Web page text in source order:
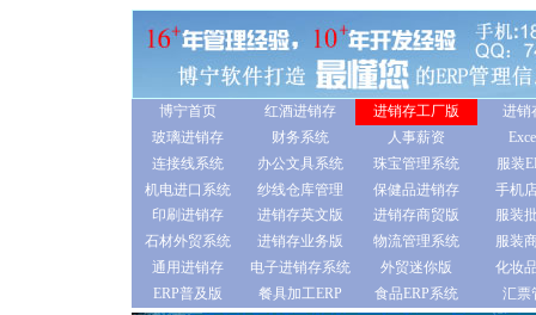
博宁首页 红酒进销存 进销存工厂版
进销
玻璃进销存
财务系统 人事薪资
连接线系统
办公文具系统 珠宝管理系统
服装
机电进口系统
纱线仓库管理 保健品进销存
手机
印刷进销存
进销存英文版 进销存商贸版
服装
石材外贸系统
进销存业务版 物流管理系统
服装
通用进销存
电子进销存系统 外贸迷你版
化妆
ERP普及版
餐具加工ERP 食品ERP系统 汇票